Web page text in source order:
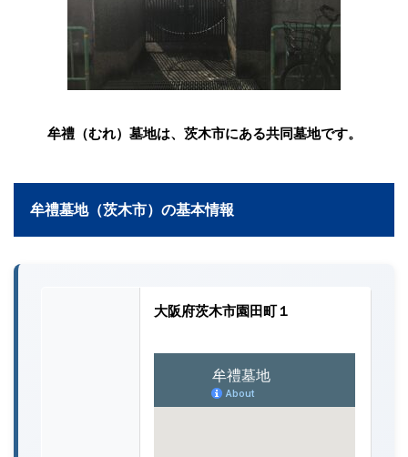
牟禮（むれ）墓地は、茨木市にある共同墓地です。
牟禮墓地（茨木市）の基本情報
大阪府茨木市園田町１